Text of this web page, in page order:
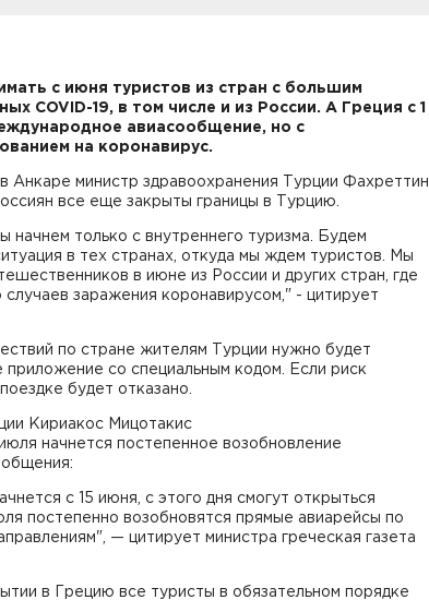
с июня туристов из стран с большим
COVID-19, в том числе и из России. А Греция с 1
авиасообщение, но с
на коронавирус.
Анкаре министр здравоохранения Турции Фахреттин
все еще закрыты границы в Турцию.
начнем только с внутреннего туризма. Будем
в тех странах, откуда мы ждем туристов. Мы
в июне из России и других стран, где
заражения коронавирусом," - цитирует
по стране жителям Турции нужно будет
приложение со специальным кодом. Если риск
будет отказано.
Кириакос Мицотакис
начнется постепенное возобновление
с 15 июня, с этого дня смогут открыться
постепенно возобновятся прямые авиарейсы по
— цитирует министра греческая газета
в Грецию все туристы в обязательном порядке